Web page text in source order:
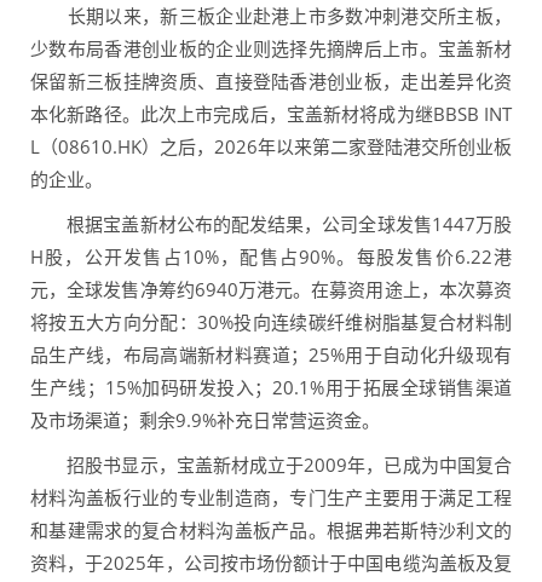
长期以来，新三板企业赴港上市多数冲刺港交所主板，
少数布局香港创业板的企业则选择先摘牌后上市。宝盖新材
保留新三板挂牌资质、直接登陆香港创业板，走出差异化资
本化新路径。此次上市完成后，宝盖新材将成为继BBSB INT
L（08610.HK）之后，2026年以来第二家登陆港交所创业板
的企业。
根据宝盖新材公布的配发结果，公司全球发售1447万股
H股，公开发售占10%，配售占90%。每股发售价6.22港
元，全球发售净筹约6940万港元。在募资用途上，本次募资
将按五大方向分配：30%投向连续碳纤维树脂基复合材料制
品生产线，布局高端新材料赛道；25%用于自动化升级现有
生产线；15%加码研发投入；20.1%用于拓展全球销售渠道
及市场渠道；剩余9.9%补充日常营运资金。
招股书显示，宝盖新材成立于2009年，已成为中国复合
材料沟盖板行业的专业制造商，专门生产主要用于满足工程
和基建需求的复合材料沟盖板产品。根据弗若斯特沙利文的
资料，于2025年，公司按市场份额计于中国电缆沟盖板及复